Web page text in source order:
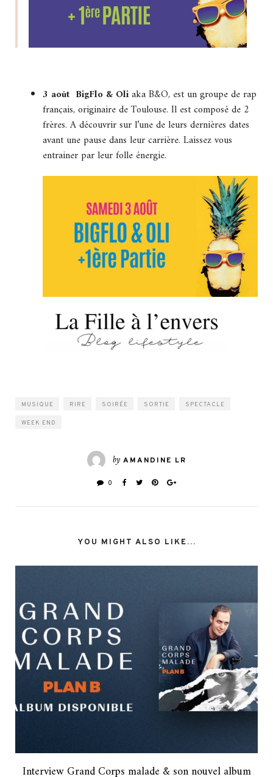
3 août BigFlo & Oliaka B&O, est un groupe de rap
français, originaire de Toulouse. Il est composé de 2
frères. A découvrir sur l’une de leurs dernières dates
avant une pause dans leur carrière. Laissez vous
entrainer par leur folle énergie.
MUSIQUE RIRE SOIRÉE SORTIE SPECTACLE
WEEK END
by AMANDINE LR
0
YOU MIGHT ALSO LIKE...
Interview Grand Corps malade & son nouvel album